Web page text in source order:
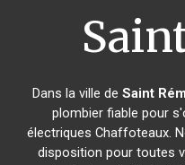
Dans la ville deSaint
plombier fiable pour
électriques Chaffoteaux.
disposition pour toutes